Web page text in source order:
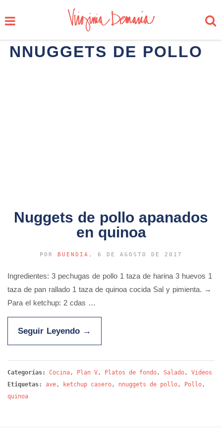
NNUGGETS DE POLLO
Nuggets de pollo apanados
en quinoa
POR BUENDIA , 6 DE AGOSTO DE 2017
Ingredientes: 3 pechugas de pollo 1 taza de harina 3 huevos 1
taza de pan rallado 1 taza de quinoa cocida Sal y pimienta. →
Para el ketchup: 2 cdas …
Seguir Leyendo →
Categorías: Cocina , Plan V , Platos de fondo , Salado , Videos
Etiquetas:
ave , ketchup casero , nnuggets de pollo , Pollo ,
quinoa